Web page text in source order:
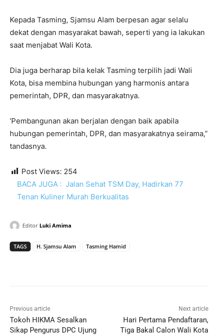
Kepada Tasming, Sjamsu Alam berpesan agar selalu
dekat dengan masyarakat bawah, seperti yang ia lakukan
saat menjabat Wali Kota.
Dia juga berharap bila kelak Tasming terpilih jadi Wali
Kota, bisa membina hubungan yang harmonis antara
pemerintah, DPR, dan masyarakatnya.
‘Pembangunan akan berjalan dengan baik apabila
hubungan pemerintah, DPR, dan masyarakatnya seirama,”
tandasnya.
Post Views: 254
BACA JUGA : Jalan Sehat TSM Day, Hadirkan 77
Tenan Kuliner Murah Berkualitas
Editor Luki Amima
TAGS H. Sjamsu Alam Tasming Hamid
Previous article
Tokoh HIKMA Sesalkan
Sikap Pengurus DPC Ujung
Next article
Hari Pertama Pendaftaran,
Tiga Bakal Calon Wali Kota